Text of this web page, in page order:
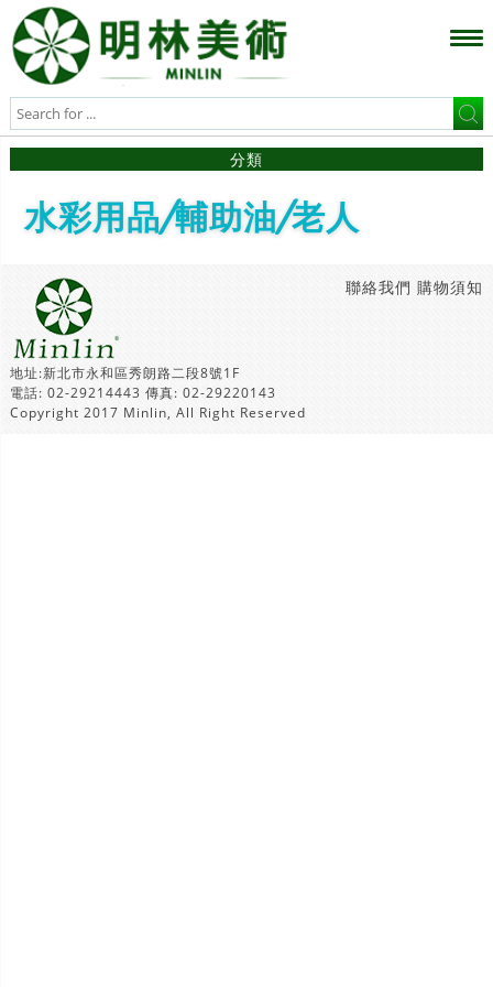
分類
水彩用品/輔助油/老人
購物須知
聯絡我們
地址:新北市永和區秀朗路二段8號1F
電話: 02-29214443 傳真: 02-29220143
Copyright 2017 Minlin, All Right Reserved